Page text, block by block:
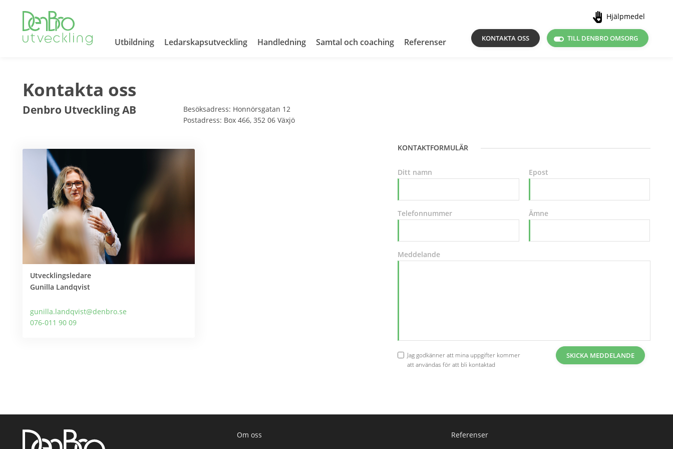
Hjälpmedel
KONTAKTA OSS toggle_on TILL DENBRO OMSORG
Utbildning Ledarskapsutveckling Handledning Samtal och coaching Referenser
Kontakta oss
Denbro Utveckling AB
Besöksadress: Honnörsgatan 12
Postadress: Box 466, 352 06 Växjö
Utvecklingsledare
Gunilla Landqvist
gunilla.landqvist@denbro.se
076-011 90 09
KONTAKTFORMULÄR
Ditt namn Epost
Telefonnummer Ämne
Meddelande
Jag godkänner att mina uppgifter kommer
att användas för att bli kontaktad
SKICKA MEDDELANDE
Om oss
Referenser